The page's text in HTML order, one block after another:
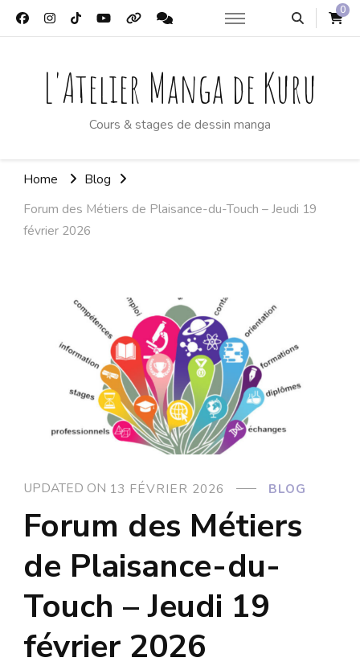
0
L'Atelier Manga de Kuru
Cours & stages de dessin manga
Home
Blog
Forum des Métiers de Plaisance-du-Touch – Jeudi 19
février 2026
UPDATED ON 13 FÉVRIER 2026 BLOG
Forum des Métiers
de Plaisance-du-
Touch – Jeudi 19
février 2026